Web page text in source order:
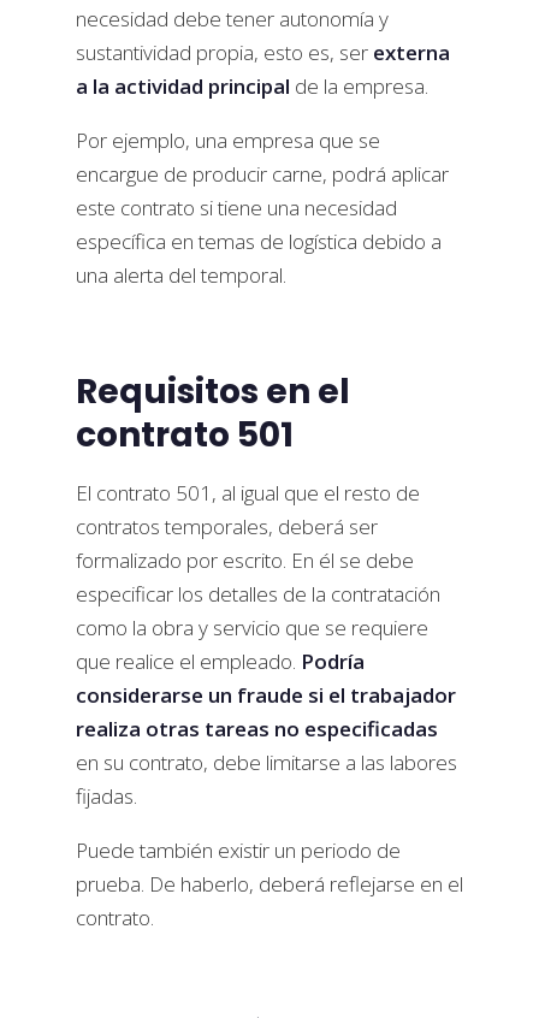
necesidad debe tener autonomía y
sustantividad propia, esto es, ser externa
a la actividad principal de la empresa.
Por ejemplo, una empresa que se
encargue de producir carne, podrá aplicar
este contrato si tiene una necesidad
específica en temas de logística debido a
una alerta del temporal.
Requisitos en el
contrato 501
El contrato 501, al igual que el resto de
contratos temporales, deberá ser
formalizado por escrito. En él se debe
especificar los detalles de la contratación
como la obra y servicio que se requiere
que realice el empleado. Podría
considerarse un fraude si el trabajador
realiza otras tareas no especificadas
en su contrato, debe limitarse a las labores
fijadas.
Puede también existir un periodo de
prueba. De haberlo, deberá reflejarse en el
contrato.